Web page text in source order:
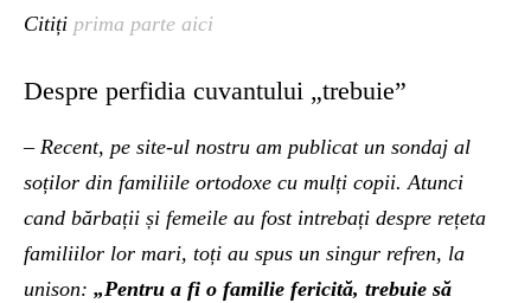
Citiți prima parte aici
Despre perfidia cuvantului „trebuie”
– Recent, pe site-ul nostru am publicat un sondaj al
soților din familiile ortodoxe cu mulți copii. Atunci
cand bărbații și femeile au fost intrebați despre rețeta
familiilor lor mari, toți au spus un singur refren, la
unison: „Pentru a fi o familie fericită, trebuie să